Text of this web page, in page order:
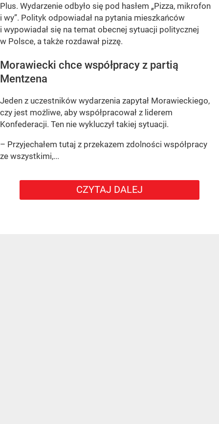
Plus. Wydarzenie odbyło się pod hasłem „Pizza, mikrofon
i wy”. Polityk odpowiadał na pytania mieszkańców
i wypowiadał się na temat obecnej sytuacji politycznej
w Polsce, a także rozdawał pizzę.
Morawiecki chce współpracy z partią
Mentzena
Jeden z uczestników wydarzenia zapytał Morawieckiego,
czy jest możliwe, aby współpracował z liderem
Konfederacji. Ten nie wykluczył takiej sytuacji.
– Przyjechałem tutaj z przekazem zdolności współpracy
ze wszystkimi,...
CZYTAJ DALEJ